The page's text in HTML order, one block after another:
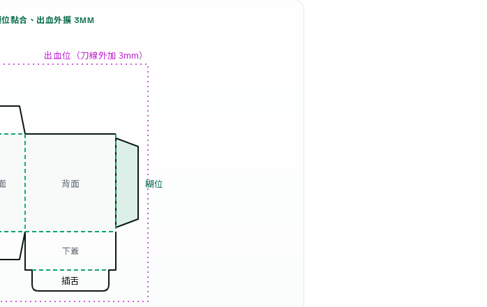
黏合、出血外擴 3MM
出血位（刀線外加 3mm）
背面
下蓋
插舌
糊位